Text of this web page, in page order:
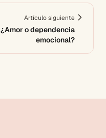
Artículo siguiente
¿Amor o dependencia
emocional?